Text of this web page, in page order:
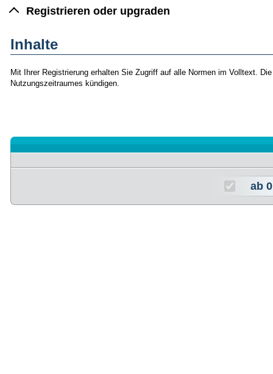
Registrieren oder upgraden
Inhalte
Mit Ihrer Registrierung erhalten Sie Zugriff auf alle Normen im Volltext.
Nutzungszeitraumes kündigen.
ab